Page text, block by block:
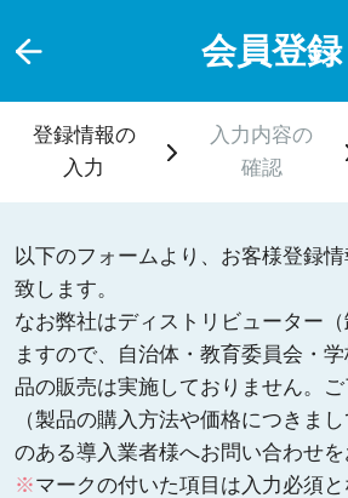
会員登録
登録情報の
入力
入力内容の
確認
以下のフォームより、お客様登録
致します。
なお弊社はディストリビューター
ますので、自治体・教育委員会・
品の販売は実施しておりません。ご
（製品の購入方法や価格につきま
のある導入業者様へお問い合わせを
※マークの付いた項目は入力必須と